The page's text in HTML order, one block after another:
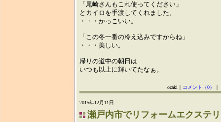
「尾崎さんもこれ使ってください」
とカイロを手渡してくれました。
・・・かっこいい。
「この冬一番の冷え込みですからね」
・・・美しい。
帰りの道中の朝日は
いつも以上に輝いてたなぁ。
ozaki｜ コメント（0） ｜
2015年12月11日
瀬戸内市でリフォームエクステ